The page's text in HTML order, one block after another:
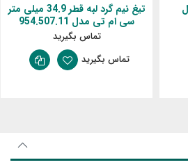
تیغ نیم گرد لبه قطر 34.9 میلی‌ متر
سی ام تی مدل 954.507.11
تماس بگیرید
تماس بگیرید